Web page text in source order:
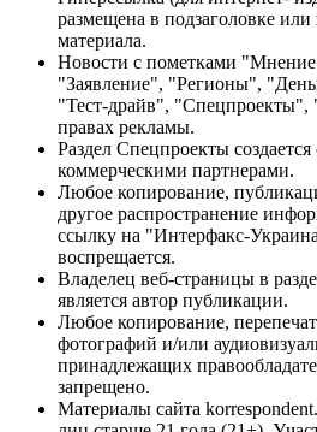
размещена в подзаголовке или
материала.
Новости с пометками
"Заявление", "Регионы",
"Тест-драйв",
правах рекламы.
Раздел Спецпроекты создается
коммерческими партнерами.
Любое копирование,
другое распространение
ссылку на "Интерфакс-
воспрещается.
Владелец веб-страницы в
является автор публикации.
Любое копирование,
фотографий и/или
принадлежащих
запрещено.
Материалы сайта